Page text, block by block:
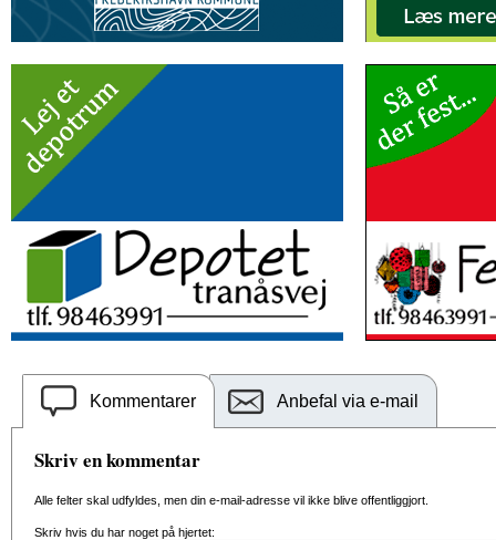
Kommentarer Anbefal via e-mail
Skriv en kommentar
Alle felter skal udfyldes, men din e-mail-adresse vil ikke blive offentliggjort.
Skriv hvis du har noget på hjertet: